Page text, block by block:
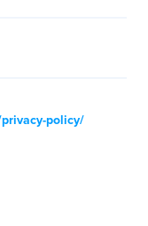
policy/